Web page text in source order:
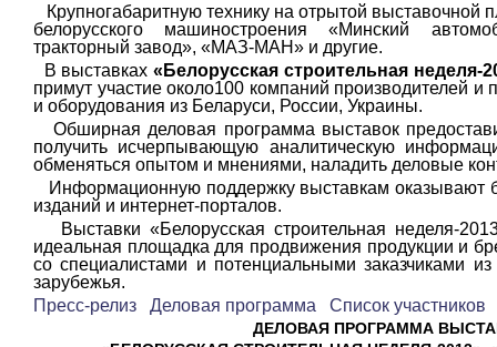
Крупногабаритную технику на отрытой выставочной
белорусского машиностроения «Минский
тракторный завод», «МАЗ-МАН» и другие.
В выставках «Белорусская строительная неделя-
примут участие около100 компаний производителей и
и оборудования из Беларуси, России, Украины.
Обширная деловая программа выставок
получить исчерпывающую аналитическую
обменяться опытом и мнениями, наладить деловые
Информационную поддержку выставкам оказывают
изданий и интернет-порталов.
Выставки «Белорусская строительная неделя-
идеальная площадка для продвижения продукции и
со специалистами и потенциальными заказчиками
зарубежья.
Пресс-релиз Деловая программа Список участников
ДЕЛОВАЯ ПРОГРАММА